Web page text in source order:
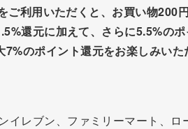
利用いただくと、お買い物200
還元に加えて、さらに5.5%の
のポイント還元をお楽しみいた
イレブン、ファミリーマート、ロ